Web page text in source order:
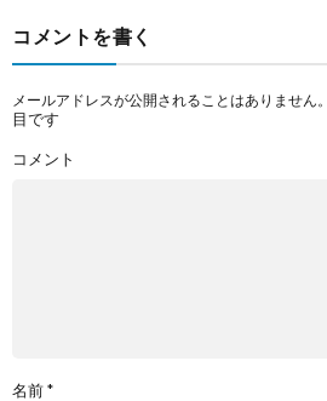
コメントを書く
メールアドレスが公開されることはありません。
目です
コメント
名前*